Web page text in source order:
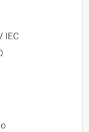
IEC